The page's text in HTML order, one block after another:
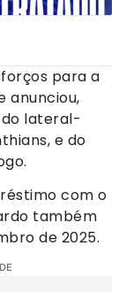
para a
anunciou,
lateral-
e do
com o
também
de 2025.